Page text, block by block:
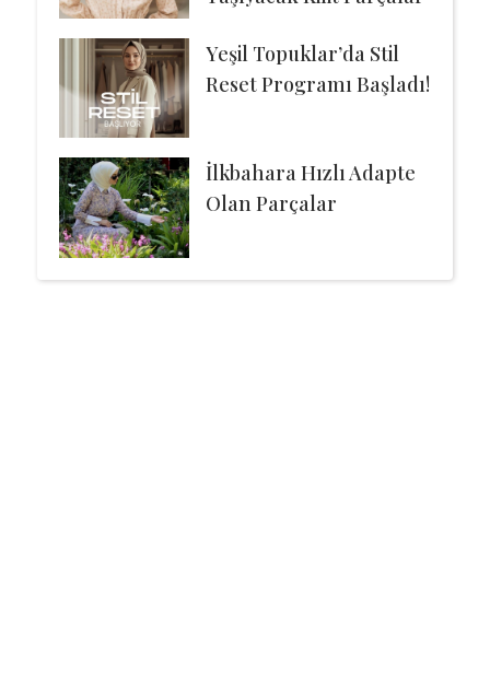
Yeşil Topuklar’da Stil
Reset Programı Başladı!
İlkbahara Hızlı Adapte
Olan Parçalar